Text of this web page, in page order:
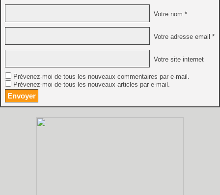
Votre nom *
Votre adresse email *
Votre site internet
Prévenez-moi de tous les nouveaux commentaires par e-mail.
Prévenez-moi de tous les nouveaux articles par e-mail.